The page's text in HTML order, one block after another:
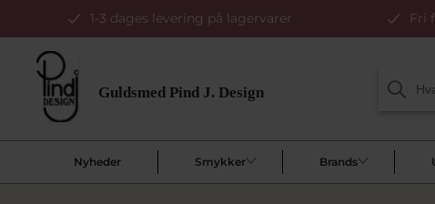
1-3 dages levering på lagervarer Fri
Nyheder Smykker Brands